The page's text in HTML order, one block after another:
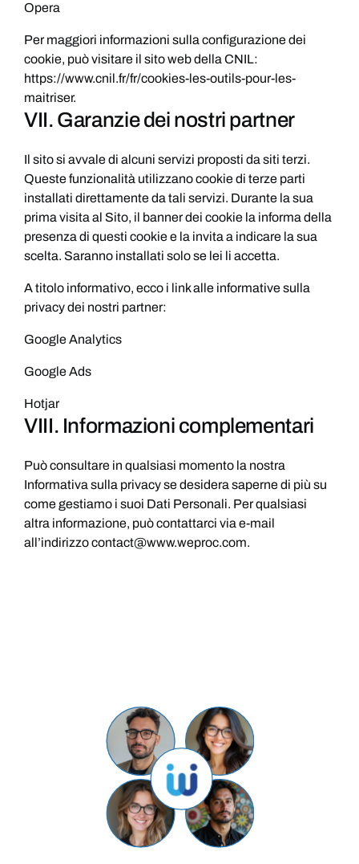
Opera
Per maggiori informazioni sulla configurazione dei
cookie, può visitare il sito web della CNIL:
https://www.cnil.fr/fr/cookies-les-outils-pour-les-
maitriser.
VII. Garanzie dei nostri partner
Il sito si avvale di alcuni servizi proposti da siti terzi.
Queste funzionalità utilizzano cookie di terze parti
installati direttamente da tali servizi. Durante la sua
prima visita al Sito, il banner dei cookie la informa della
presenza di questi cookie e la invita a indicare la sua
scelta. Saranno installati solo se lei li accetta.
A titolo informativo, ecco i link alle informative sulla
privacy dei nostri partner:
Google Analytics
Google Ads
Hotjar
VIII. Informazioni complementari
Può consultare in qualsiasi momento la nostra
Informativa sulla privacy se desidera saperne di più su
come gestiamo i suoi Dati Personali. Per qualsiasi
altra informazione, può contattarci via e-mail
all’indirizzo contact@www.weproc.com.